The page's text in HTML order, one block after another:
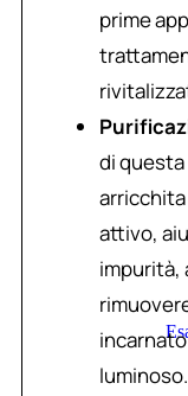
prime
di questa
attivo,
impurità,